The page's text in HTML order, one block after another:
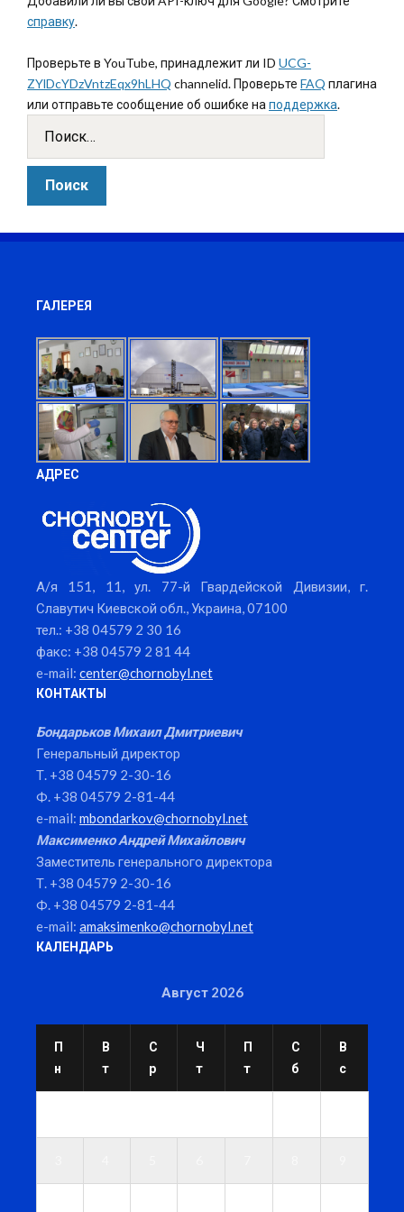
справку.
Проверьте в YouTube, принадлежит ли ID UCG-
ZYlDcYDzVntzEqx9hLHQ channelid. Проверьте FAQ плагина
или отправьте сообщение об ошибке на поддержка.
ГАЛЕРЕЯ
АДРЕС
А/я 151, 11, ул. 77-й Гвардейской Дивизии, г.
Славутич Киевской обл., Украина, 07100
тел.: +38 04579 2 30 16
факс: +38 04579 2 81 44
e-mail: center@chornobyl.net
КОНТАКТЫ
Бондарьков Михаил Дмитриевич
Генеральный директор
Т. +38 04579 2-30-16
Ф. +38 04579 2-81-44
e-mail: mbondarkov@chornobyl.net
Максименко Андрей Михайлович
Заместитель генерального директора
Т. +38 04579 2-30-16
Ф. +38 04579 2-81-44
e-mail: amaksimenko@chornobyl.net
КАЛЕНДАРЬ
Август 2026
П
н
В
т
С
р
Ч
т
П
т
С
б
В
с